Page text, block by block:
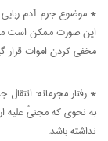
این صورت ممکن است
مخفی کردن اموات قرار
* رفتار مجرمانه:
به نحوی که مجنیٌ علیه
نداشته باشد.